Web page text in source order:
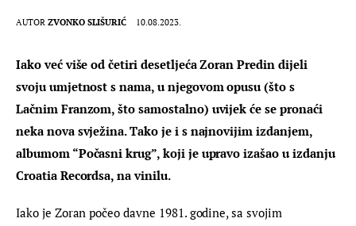
AUTOR ZVONKO SLIŠURIĆ 10.08.2023.
Iako već više od četiri desetljeća Zoran Predin dijeli
svoju umjetnost s nama, u njegovom opusu (što s
Lačnim Franzom, što samostalno) uvijek će se pronaći
neka nova svježina. Tako je i s najnovijim izdanjem,
albumom “Počasni krug”, koji je upravo izašao u izdanju
Croatia Recordsa, na vinilu.
Iako je Zoran počeo davne 1981. godine, sa svojim